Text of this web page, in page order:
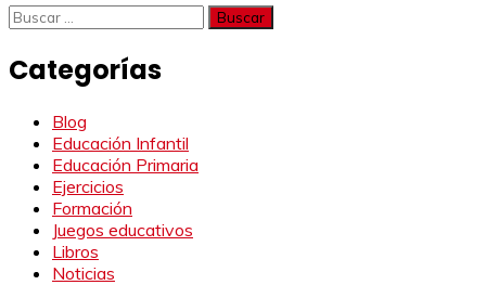
Buscar:
Categorías
Blog
Educación Infantil
Educación Primaria
Ejercicios
Formación
Juegos educativos
Libros
Noticias